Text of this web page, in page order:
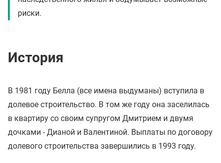
риски.
История
В 1981 году Белла (все имена выдуманы) вступила в
долевое строительство. В том же году она заселилась
в квартиру со своим супругом Дмитрием и двумя
дочками - Дианой и Валентиной. Выплаты по договору
долевого строительства завершились в 1993 году.